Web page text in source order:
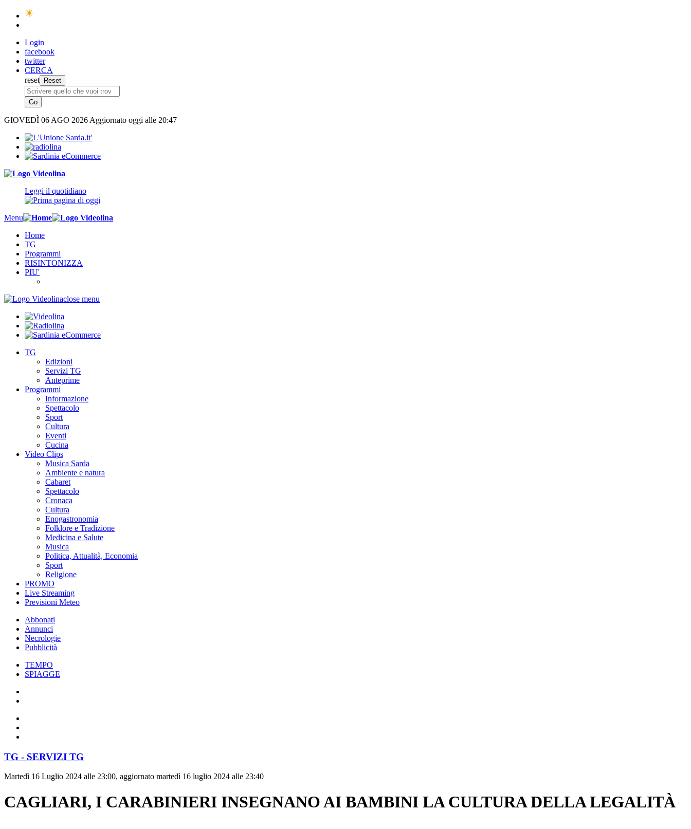
Login
facebook
twitter
CERCA
reset
GIOVEDÌ 06 AGO 2026 Aggiornato oggi alle 20:47
Leggi il quotidiano
Menu
Home
TG
Programmi
RISINTONIZZA
PIU'
close menu
TG
Edizioni
Servizi TG
Anteprime
Programmi
Informazione
Spettacolo
Sport
Cultura
Eventi
Cucina
Video Clips
Musica Sarda
Ambiente e natura
Cabaret
Spettacolo
Cronaca
Cultura
Enogastronomia
Folklore e Tradizione
Medicina e Salute
Musica
Politica, Attualità, Economia
Sport
Religione
PROMO
Live Streaming
Previsioni Meteo
Abbonati
Annunci
Necrologie
Pubblicità
TEMPO
SPIAGGE
TG - SERVIZI TG
Martedì 16 Luglio 2024 alle 23:00, aggiornato martedì 16 luglio 2024 alle 23:40
CAGLIARI, I CARABINIERI INSEGNANO AI BAMBINI LA CULTURA DELLA LEGALITÀ